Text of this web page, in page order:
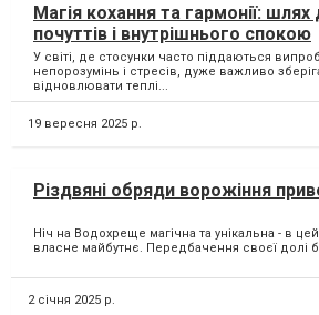
Магія кохання та гармонії:
почуттів і внутрішнього спокою
У світі, де стосунки часто піддаються
непорозумінь і стресів, дуже важливо
відновлювати теплі...
19 вересня 2025 р.
Різдвяні обряди ворожіння
Ніч на Водохреще магічна та унікальна - в
власне майбутнє. Передбачення своєї долі
2 січня 2025 р.